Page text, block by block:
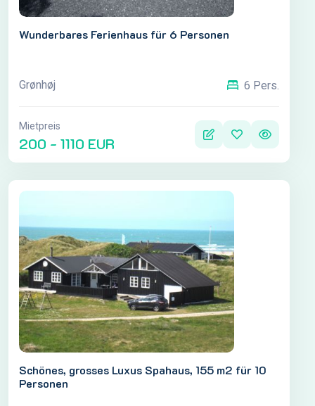
Wunderbares Ferienhaus für 6 Personen
Grønhøj 6 Pers.
Mietpreis
200 - 1110 EUR
Schönes, grosses Luxus Spahaus, 155 m2 für 10
Personen